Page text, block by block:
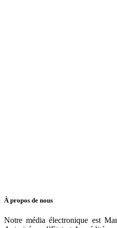
À propos de nous
Notre média électronique est